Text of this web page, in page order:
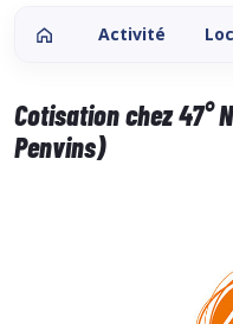
Activité
Cotisation chez 47°
Penvins)